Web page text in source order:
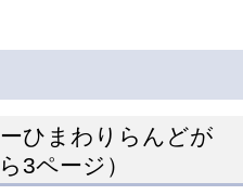
ひまわりらんどが
3ページ）